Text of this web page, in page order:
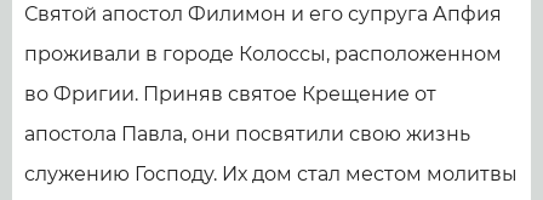
Святой апостол Филимон и его супруга Апфия
проживали в городе Колоссы, расположенном
во Фригии. Приняв святое Крещение от
апостола Павла, они посвятили свою жизнь
служению Господу. Их дом стал местом молитвы